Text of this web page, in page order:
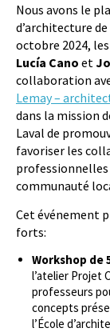
Nous avons le
d’architecture
octobre 2024,
Lucía Cano et
collaboration
Lemay –
dans la mission
Laval de
favoriser les
communauté
Cet événement
forts:
Workshop de
l’atelier Projet
professeurs
concepts
l’École